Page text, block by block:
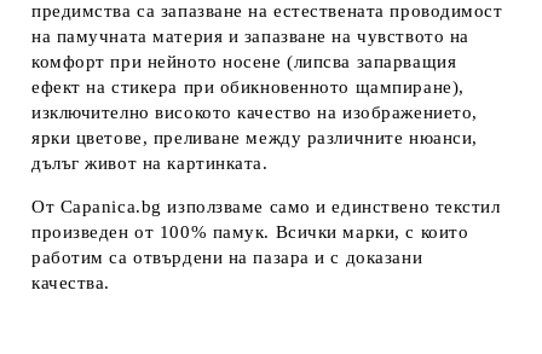
предимства са запазване на естествената проводимост
на памучната материя и запазване на чувството на
комфорт при нейното носене (липсва запарващия
ефект на стикера при обикновенното щампиране),
изключително високото качество на изображението,
ярки цветове, преливане между различните нюанси,
дълъг живот на картинката.
От Capanica.bg използваме само и единствено текстил
произведен от 100% памук. Всички марки, с които
работим са отвърдени на пазара и с доказани
качества.